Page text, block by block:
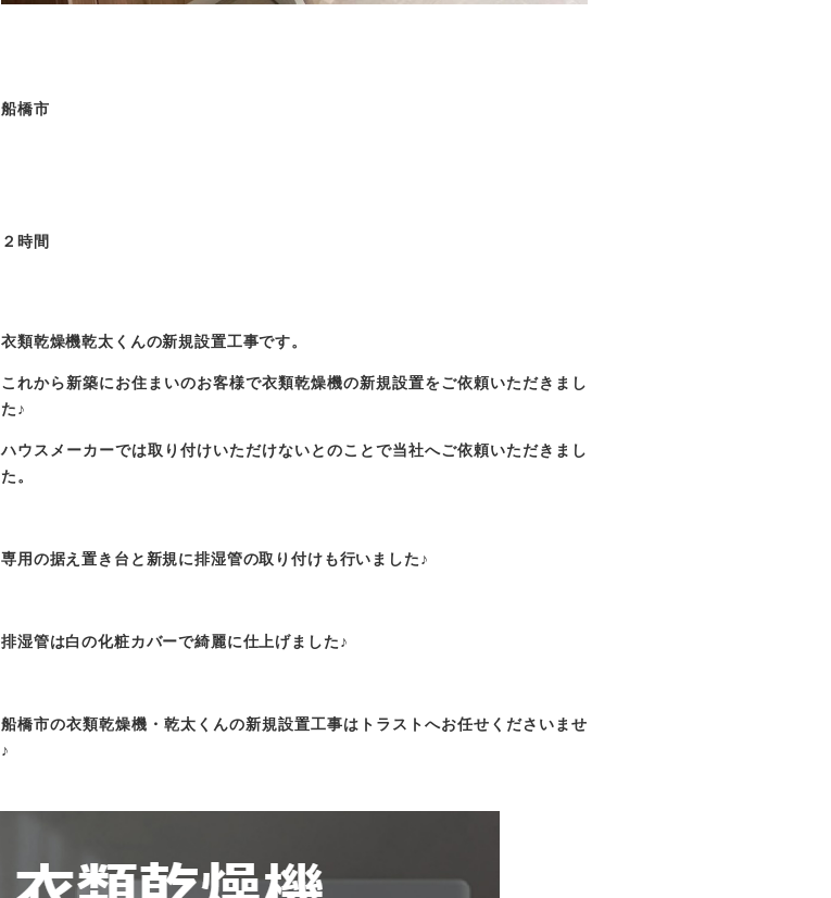
船橋市
２時間
衣類乾燥機乾太くんの新規設置工事です。
これから新築にお住まいのお客様で衣類乾燥機の新規設置をご依頼いただきまし
た♪
ハウスメーカーでは取り付けいただけないとのことで当社へご依頼いただきまし
た。
専用の据え置き台と新規に排湿管の取り付けも行いました♪
排湿管は白の化粧カバーで綺麗に仕上げました♪
船橋市の衣類乾燥機・乾太くんの新規設置工事はトラストへお任せくださいませ
♪